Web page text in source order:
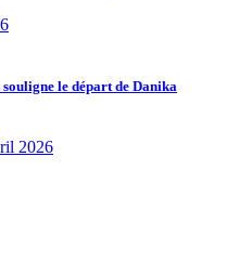
le départ de Danika
2026